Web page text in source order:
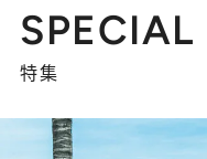
SPECIAL
特集